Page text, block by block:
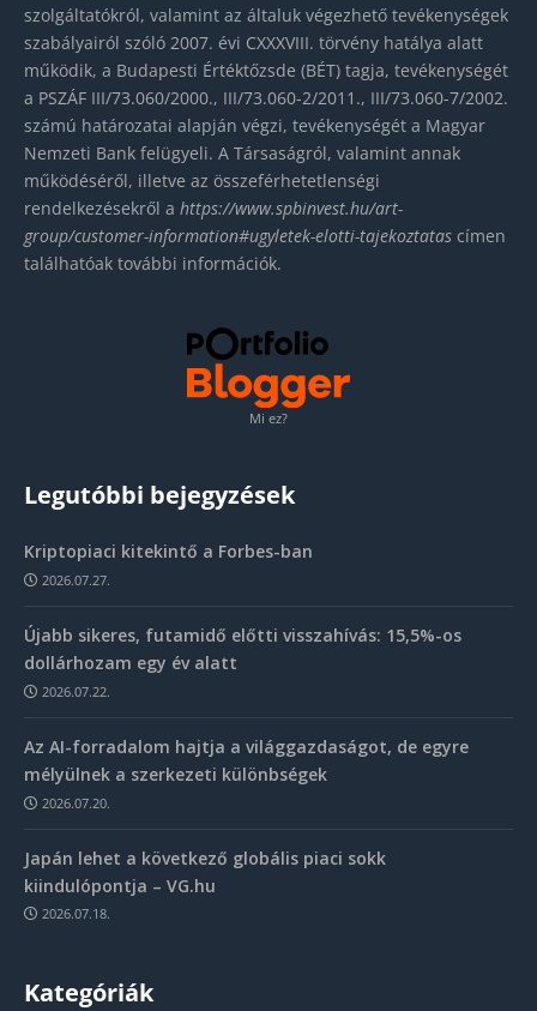
szolgáltatókról, valamint az általuk végezhető tevékenységek
szabályairól szóló 2007. évi CXXXVIII. törvény hatálya alatt
működik, a Budapesti Értéktőzsde (BÉT) tagja, tevékenységét
a PSZÁF III/73.060/2000., III/73.060-2/2011., III/73.060-7/2002.
számú határozatai alapján végzi, tevékenységét a Magyar
Nemzeti Bank felügyeli. A Társaságról, valamint annak
működéséről, illetve az összeférhetetlenségi
rendelkezésekről a https://www.spbinvest.hu/art-
group/customer-information#ugyletek-elotti-tajekoztatas címen
találhatóak további információk.
Mi ez?
Legutóbbi bejegyzések
Kriptopiaci kitekintő a Forbes-ban
2026.07.27.
Újabb sikeres, futamidő előtti visszahívás: 15,5%-os
dollárhozam egy év alatt
2026.07.22.
Az AI-forradalom hajtja a világgazdaságot, de egyre
mélyülnek a szerkezeti különbségek
2026.07.20.
Japán lehet a következő globális piaci sokk
kiindulópontja – VG.hu
2026.07.18.
Kategóriák